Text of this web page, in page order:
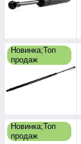
Новинка;Топ
продаж
Новинка;Топ
продаж